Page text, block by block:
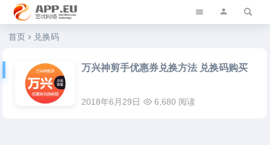
艺优软件乐园
首页 兑换码
万兴神剪手优惠券兑换方法 兑换码购买
2018年6月29日 6,680 阅读